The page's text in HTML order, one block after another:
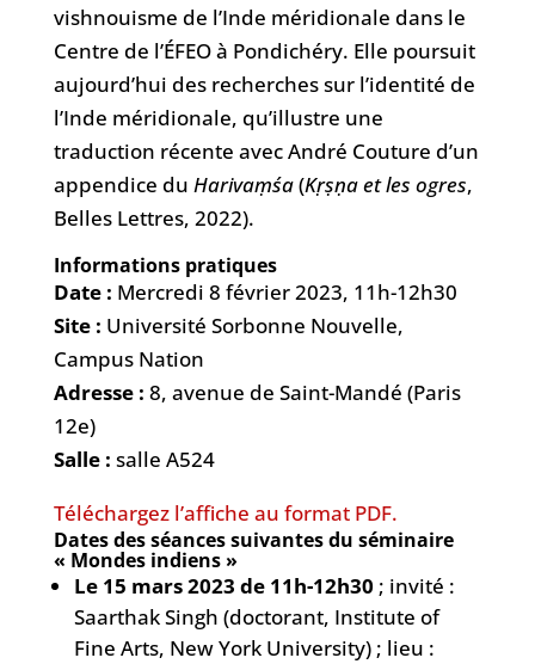
vishnouisme de l’Inde méridionale dans le
Centre de l’ÉFEO à Pondichéry. Elle poursuit
aujourd’hui des recherches sur l’identité de
l’Inde méridionale, qu’illustre une
traduction récente avec André Couture d’un
appendice du Harivaṃśa(Kṛṣṇa et les ogres,
Belles Lettres, 2022).
Informations pratiques
Date : Mercredi 8 février 2023, 11h-12h30
Site : Université Sorbonne Nouvelle,
Campus Nation
Adresse : 8, avenue de Saint-Mandé (Paris
12e)
Salle : salle A524
Téléchargez l’affiche au format PDF.
Dates des séances suivantes du séminaire
« Mondes indiens »
Le 15 mars 2023 de 11h-12h30 ; invité :
Saarthak Singh (doctorant, Institute of
Fine Arts, New York University) ; lieu :